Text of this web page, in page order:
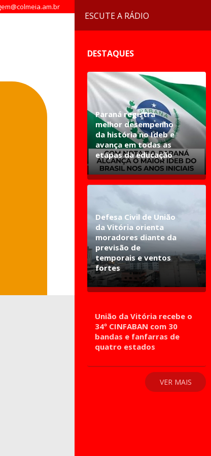
ESCUTE A RÁDIO
DESTAQUES
Paraná registra
melhor desempenho
da história no Ideb e
avança em todas as
etapas da educação
Defesa Civil de União
da Vitória orienta
moradores diante da
previsão de
temporais e ventos
fortes
União da Vitória recebe o
34º CINFABAN com 30
bandas e fanfarras de
quatro estados
VER MAIS